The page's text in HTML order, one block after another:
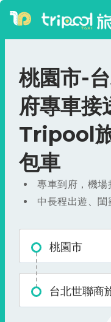
桃園市-
府專車
Tripool
包車
專車到府，機場
中長程出遊、
桃園市
台北世聯商